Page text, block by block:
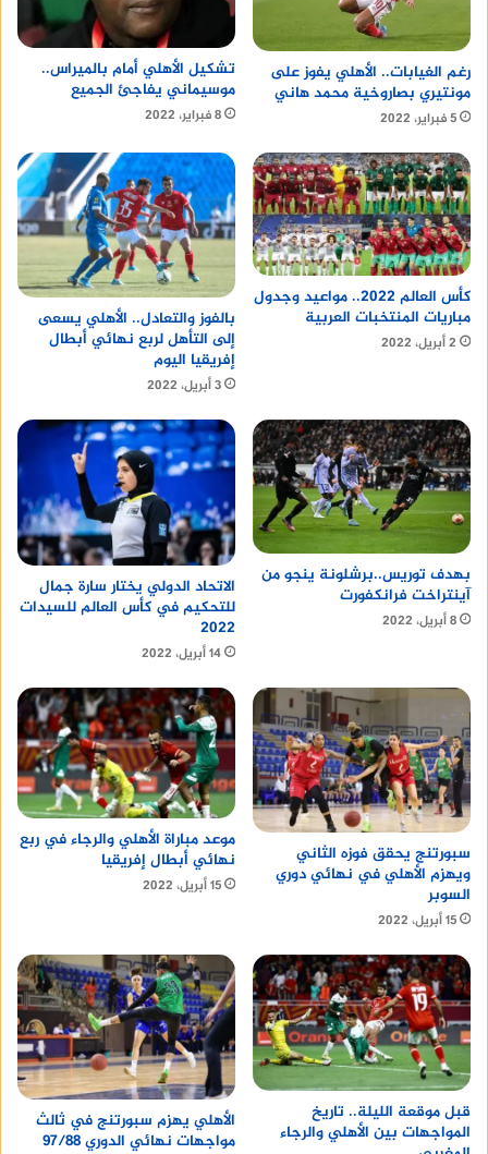
رغم الغيابات.. الأهلي يفوز على
مونتيري بصاروخية محمد هاني
5 فبراير، 2022
تشكيل الأهلي أمام بالميراس..
موسيماني يفاجئ الجميع
8 فبراير، 2022
كأس العالم 2022.. مواعيد وجدول
مباريات المنتخبات العربية
2 أبريل، 2022
بالفوز والتعادل.. الأهلي يسعى
إلى التأهل لربع نهائي أبطال
إفريقيا اليوم
3 أبريل، 2022
بهدف توريس..برشلونة ينجو من
آينتراخت فرانكفورت
8 أبريل، 2022
الاتحاد الدولي يختار سارة جمال
للتحكيم في كأس العالم للسيدات
2022
14 أبريل، 2022
سبورتنج يحقق فوزه الثاني
ويهزم الأهلي في نهائي دوري
السوبر
15 أبريل، 2022
موعد مباراة الأهلي والرجاء في ربع
نهائي أبطال إفريقيا
15 أبريل، 2022
قبل موقعة الليلة.. تاريخ
المواجهات بين الأهلي والرجاء
الأهلي يهزم سبورتنج في ثالث
مواجهات نهائي الدوري 97/88